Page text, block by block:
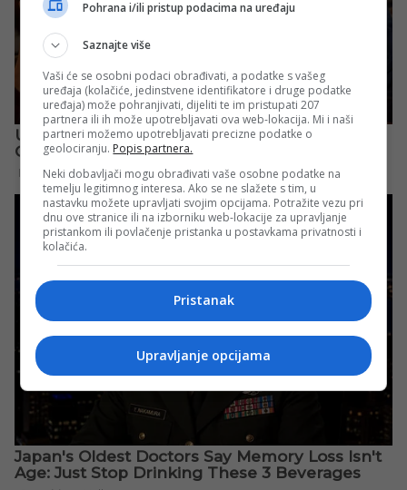
Pohrana i/ili pristup podacima na uređaju
Saznajte više
Vaši će se osobni podaci obrađivati, a podatke s vašeg
uređaja (kolačiće, jedinstvene identifikatore i druge podatke
uređaja) može pohranjivati, dijeliti te im pristupati 207
partnera ili ih može upotrebljavati ova web-lokacija. Mi i naši
partneri možemo upotrebljavati precizne podatke o
geolociranju. Popis partnera.
Neki dobavljači mogu obrađivati vaše osobne podatke na
temelju legitimnog interesa. Ako se ne slažete s tim, u
nastavku možete upravljati svojim opcijama. Potražite vezu pri
dnu ove stranice ili na izborniku web-lokacije za upravljanje
pristankom ili povlačenje pristanka u postavkama privatnosti i
kolačića.
Pristanak
Upravljanje opcijama